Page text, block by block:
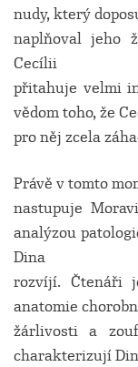
nudy, který
naplňoval jeho
Cecílii
přitahuje velmi
vědom toho, že
pro něj zcela
Právě v tomto
nastupuje
analýzou
Dina
rozvíjí. Čtenáři
anatomie
žárlivosti a
charakterizují